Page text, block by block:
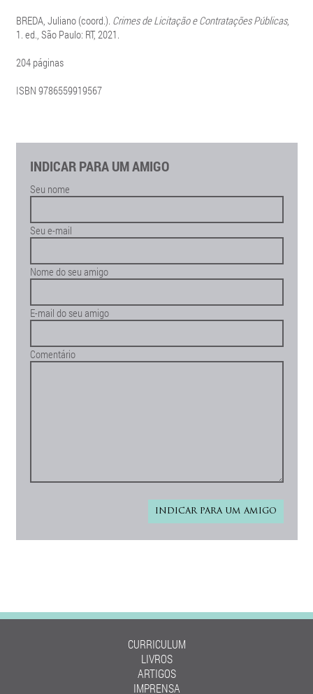
BREDA, Juliano (coord.). Crimes de Licitação e Contratações Públicas,
1. ed., São Paulo: RT, 2021.
204 páginas
ISBN 9786559919567
INDICAR PARA UM AMIGO
Seu nome
Seu e-mail
Nome do seu amigo
E-mail do seu amigo
Comentário
CURRICULUM
LIVROS
ARTIGOS
IMPRENSA